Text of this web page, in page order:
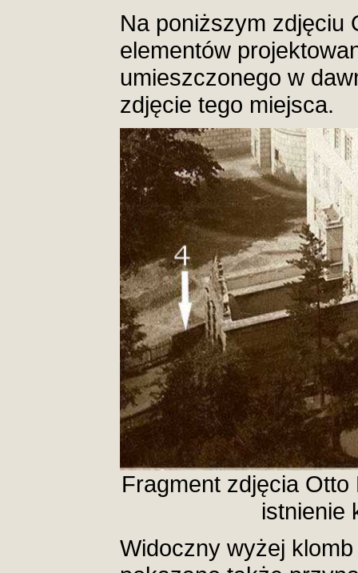
Na poniższym zdjęciu
elementów
umieszczonego w
zdjęcie tego miejsca.
Fragment zdjęcia
istnienie
Widoczny wyżej